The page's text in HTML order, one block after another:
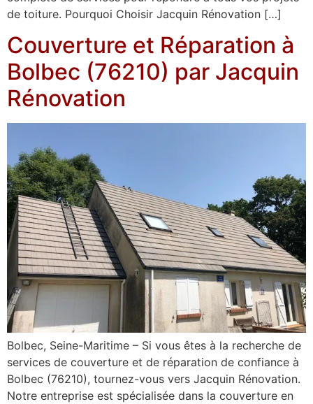
de toiture. Pourquoi Choisir Jacquin Rénovation […]
Couverture et Réparation à
Bolbec (76210) par Jacquin
Rénovation
Bolbec, Seine-Maritime – Si vous êtes à la recherche de
services de couverture et de réparation de confiance à
Bolbec (76210), tournez-vous vers Jacquin Rénovation.
Notre entreprise est spécialisée dans la couverture en